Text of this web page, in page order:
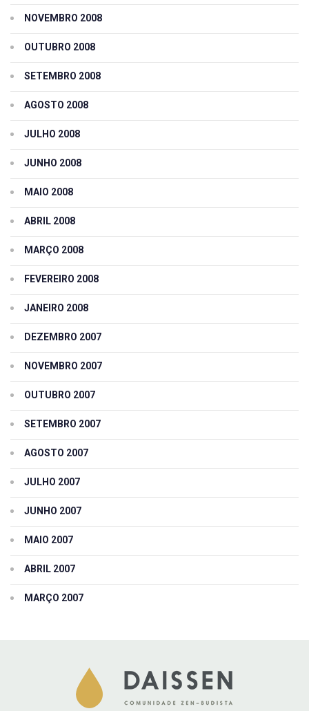
NOVEMBRO 2008
OUTUBRO 2008
SETEMBRO 2008
AGOSTO 2008
JULHO 2008
JUNHO 2008
MAIO 2008
ABRIL 2008
MARÇO 2008
FEVEREIRO 2008
JANEIRO 2008
DEZEMBRO 2007
NOVEMBRO 2007
OUTUBRO 2007
SETEMBRO 2007
AGOSTO 2007
JULHO 2007
JUNHO 2007
MAIO 2007
ABRIL 2007
MARÇO 2007